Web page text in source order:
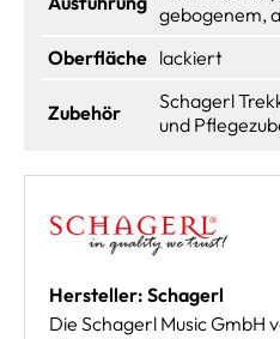
gebogenem,
Oberfläche lackiert
Zubehör
Schagerl
und
Hersteller: Schagerl
Die Schagerl Music GmbH